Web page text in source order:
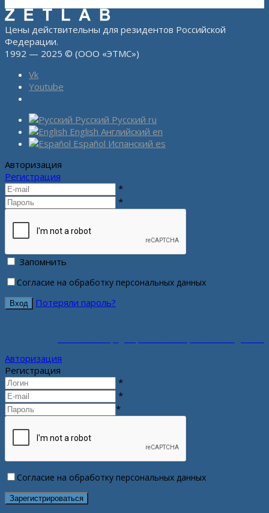
Цены действительны для резидентов Российской
Федерации.
1992 — 2025 © (ООО «ЭТМС»)
Vk
Youtube
Русский Русский ru
English Английский en
Español Испанский es
Авторизация
Регистрация
*
*
Запомнить
Согласие на обработку персональных данных
Потеряли пароль?
Авторизация
Регистрация
*
*
*
Согласие на обработку персональных данных